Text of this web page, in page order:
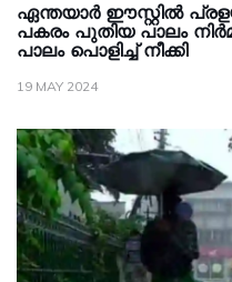
ഏന്തയാർ ഈസ്റ്റിൽ
പകരം പുതിയ പാലം
പാലം പൊളിച്ച് നീക്കി
19 MAY 2024